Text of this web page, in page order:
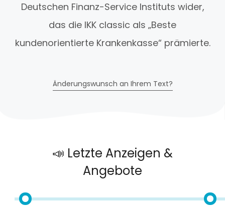
Deutschen Finanz-Service Instituts wider,
das die IKK classic als „Beste
kundenorientierte Krankenkasse“ prämierte.
Änderungswunsch an Ihrem Text?